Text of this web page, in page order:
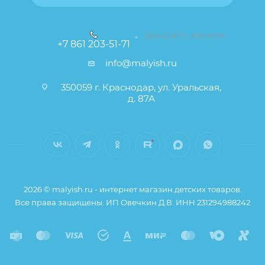
+7 861 203-51-71
ЗАКАЗАТЬ ЗВОНОК
info@malyish.ru
350059 г. Краснодар, ул. Уральская,
д. 87А
2026 © malyish.ru - интернет магазин детских товаров.
Все права защищены. ИП Овечкин Д.В. ИНН 231294988242